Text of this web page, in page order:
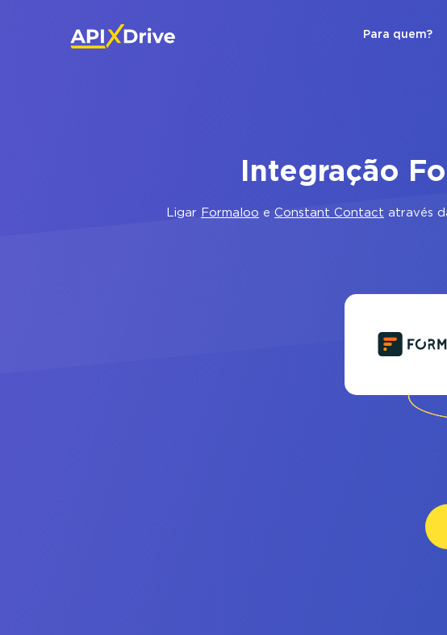
Para quem?
Integração
Ligar Formaloo e Constant Contact através